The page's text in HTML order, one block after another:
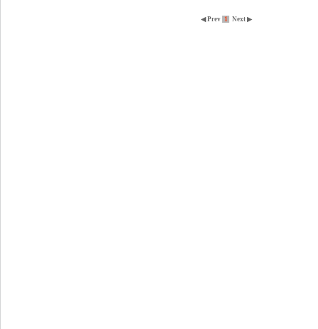
◀ Prev 1 Next ▶